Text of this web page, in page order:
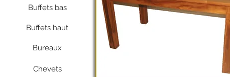
Buffets bas
Buffets haut
Bureaux
Chevets